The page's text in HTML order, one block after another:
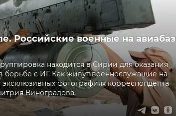
Российские военные на
находится в Сирии для оказания
борьбе с ИГ. Как живут военнослужащие на
фотографиях корреспондента
Виноградова.